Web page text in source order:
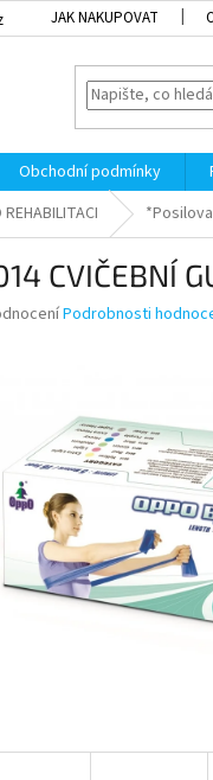
JAK NAKUPOVAT
Obchodní podmínky
CVIČEBNÍ
Podrobnosti